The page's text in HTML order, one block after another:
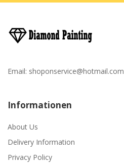
Email: shoponservice@hotmail.com
Informationen
About Us
Delivery Information
Privacy Policy